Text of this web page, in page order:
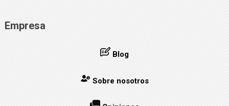
Empresa
Blog
Sobre nosotros